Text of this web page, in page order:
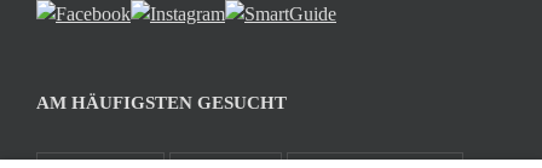
AM HÄUFIGSTEN GESUCHT